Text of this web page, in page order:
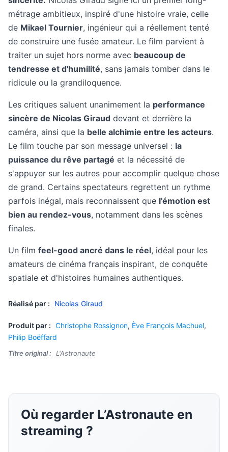
métrage ambitieux, inspiré d'une histoire vraie, celle
de Mikael Tournier, ingénieur qui a réellement tenté
de construire une fusée amateur. Le film parvient à
traiter un sujet hors norme avec beaucoup de
tendresse et d'humilité, sans jamais tomber dans le
ridicule ou la grandiloquence.
Les critiques saluent unanimement la performance
sincère de Nicolas Giraud devant et derrière la
caméra, ainsi que la belle alchimie entre les acteurs.
Le film touche par son message universel : la
puissance du rêve partagé et la nécessité de
s'appuyer sur les autres pour accomplir quelque chose
de grand. Certains spectateurs regrettent un rythme
parfois inégal, mais reconnaissent que l'émotion est
bien au rendez-vous, notamment dans les scènes
finales.
Un film feel-good ancré dans le réel, idéal pour les
amateurs de cinéma français inspirant, de conquête
spatiale et d'histoires humaines authentiques.
Réalisé par : Nicolas Giraud
Produit par : Christophe Rossignon, Ève François Machuel,
Philip Boëffard
Titre original : L'Astronaute
Où regarder L’Astronaute en
streaming ?